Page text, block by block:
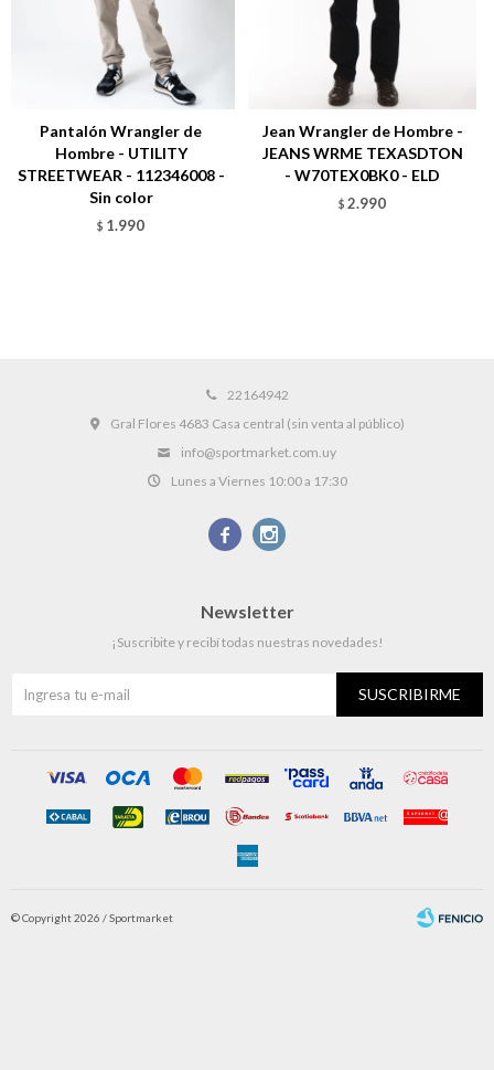
Pantalón Wrangler de
Hombre - UTILITY
STREETWEAR - 112346008 -
Sin color
$ 1.990
Jean Wrangler de Hombre -
JEANS WRME TEXASDTON
- W70TEX0BK0 - ELD
$ 2.990
22164942
Gral Flores 4683 Casa central (sin venta al público)
info@sportmarket.com.uy
Lunes a Viernes 10:00 a 17:30
 
Newsletter
¡Suscribite y recibí todas nuestras novedades!
SUSCRIBIRME
© Copyright 2026 / Sportmarket